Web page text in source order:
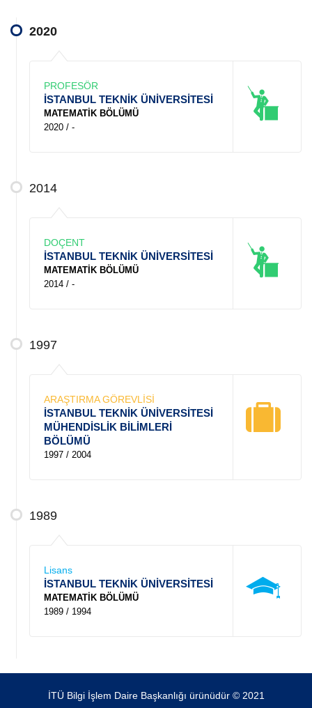
2020
PROFESÖR
İSTANBUL TEKNİK ÜNİVERSİTESİ
MATEMATİK BÖLÜMÜ
2020 / -
2014
DOÇENT
İSTANBUL TEKNİK ÜNİVERSİTESİ
MATEMATİK BÖLÜMÜ
2014 / -
1997
ARAŞTIRMA GÖREVLİSİ
İSTANBUL TEKNİK ÜNİVERSİTESİ
MÜHENDİSLİK BİLİMLERİ
BÖLÜMÜ
1997 / 2004
1989
Lisans
İSTANBUL TEKNİK ÜNİVERSİTESİ
MATEMATİK BÖLÜMÜ
1989 / 1994
İTÜ Bilgi İşlem Daire Başkanlığı ürünüdür © 2021